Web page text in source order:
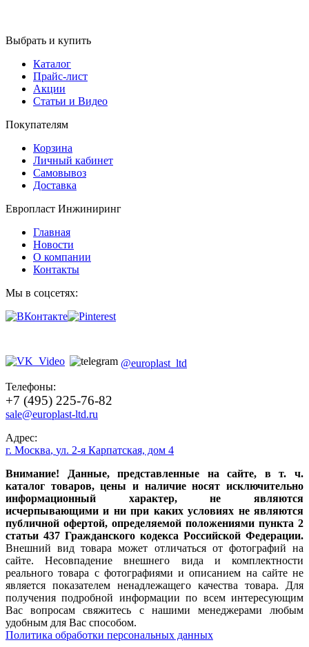
Выбрать и купить
Каталог
Прайс-лист
Акции
Статьи и Видео
Покупателям
Корзина
Личный кабинет
Самовывоз
Доставка
Европласт Инжиниринг
Главная
Новости
О компании
Контакты
Мы в соцсетях:
@europlast_ltd
Телефоны:
+7 (495) 225-76-82
sale@europlast-ltd.ru
Адрес:
г. Москва, ул. 2-я Карпатская, дом 4
Внимание! Данные, представленные на сайте, в т. ч.
каталог товаров, цены и наличие носят исключительно
информационный характер, не являются
исчерпывающими и ни при каких условиях не являются
публичной офертой, определяемой положениями пункта 2
статьи 437 Гражданского кодекса Российской Федерации.
Внешний вид товара может отличаться от фотографий на
сайте. Несовпадение внешнего вида и комплектности
реального товара с фотографиями и описанием на сайте не
является показателем ненадлежащего качества товара. Для
получения подробной информации по всем интересующим
Вас вопросам свяжитесь с нашими менеджерами любым
удобным для Вас способом.
Политика обработки персональных данных